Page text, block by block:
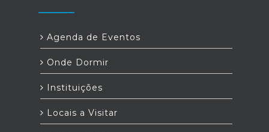
Agenda de Eventos
Onde Dormir
Instituições
Locais a Visitar